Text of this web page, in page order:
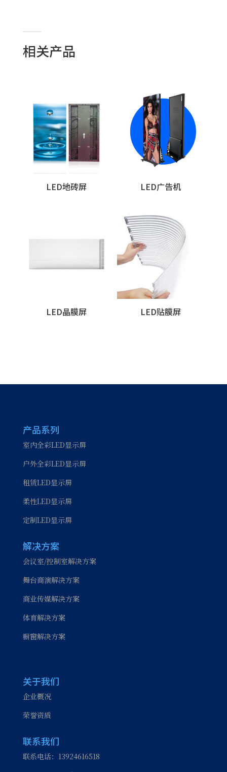
相关产品
LED地砖屏 LED广告机
LED晶膜屏 LED贴膜屏
产品系列
室内全彩LED显示屏
户外全彩LED显示屏
租赁LED显示屏
柔性LED显示屏
定制LED显示屏
解决方案
会议室/控制室解决方案
舞台商演解决方案
商业传媒解决方案
体育解决方案
橱窗解决方案
关于我们
企业概况
荣誉资质
联系我们
联系电话：13924616518